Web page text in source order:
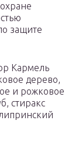
защите
Кармель
дерево,
и рожковое
стиракс